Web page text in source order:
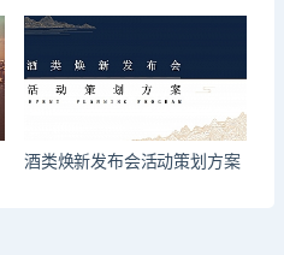
酒类焕新发布会活动策划方案